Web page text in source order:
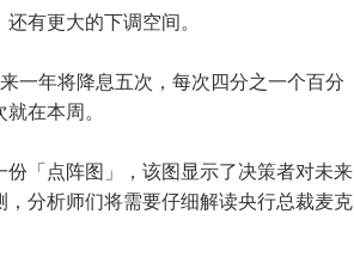
有更大的下调空间。
一年将降息五次，每次四分之一个百分
在本周。
「点阵图」，该图显示了决策者对未来
分析师们将需要仔细解读央行总裁麦克